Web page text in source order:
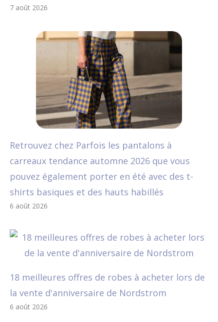
7 août 2026
Retrouvez chez Parfois les pantalons à
carreaux tendance automne 2026 que vous
pouvez également porter en été avec des t-
shirts basiques et des hauts habillés
6 août 2026
18 meilleures offres de robes à acheter lors de
la vente d'anniversaire de Nordstrom
6 août 2026